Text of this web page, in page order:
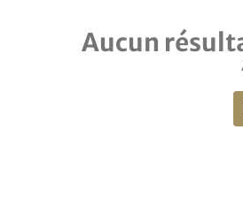
Aucun